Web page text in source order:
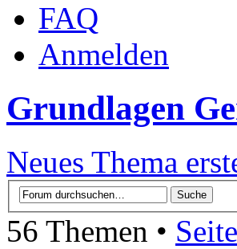
FAQ
Anmelden
Grundlagen
Neues Thema
56 Themen • Seite